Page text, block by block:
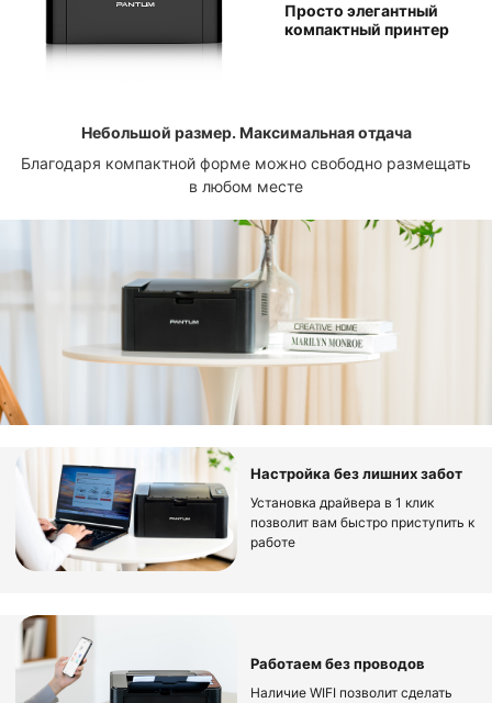
Просто элегантный
компактный принтер
Небольшой размер. Максимальная отдача
Благодаря компактной форме можно свободно размещать
в любом месте
Настройка без лишних забот
Установка драйвера в 1 клик
позволит вам быстро приступить к
работе
Работаем без проводов
Наличие WIFI позволит сделать